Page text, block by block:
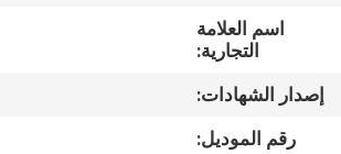
أشرطة
معلومات
اسم العلامة
التجارية:
إصدار الشهادات:
رقم الموديل: